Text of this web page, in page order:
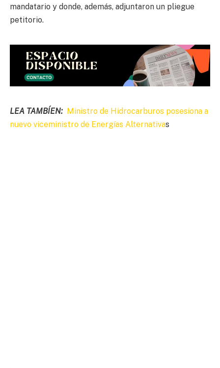
mandatario y donde, además, adjuntaron un pliegue
petitorio.
LEA TAMBÍEN: Ministro de Hidrocarburos posesiona a
nuevo viceministro de Energías Alternativas